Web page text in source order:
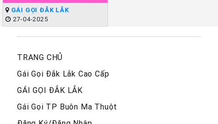
GÁI GỌI ĐẮK LẮK
27-04-2025
TRANG CHỦ
Gái Gọi Đắk Lắk Cao Cấp
GÁI GỌI ĐẮK LẮK
Gái Gọi TP Buôn Ma Thuột